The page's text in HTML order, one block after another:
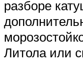
разборе
Литола или